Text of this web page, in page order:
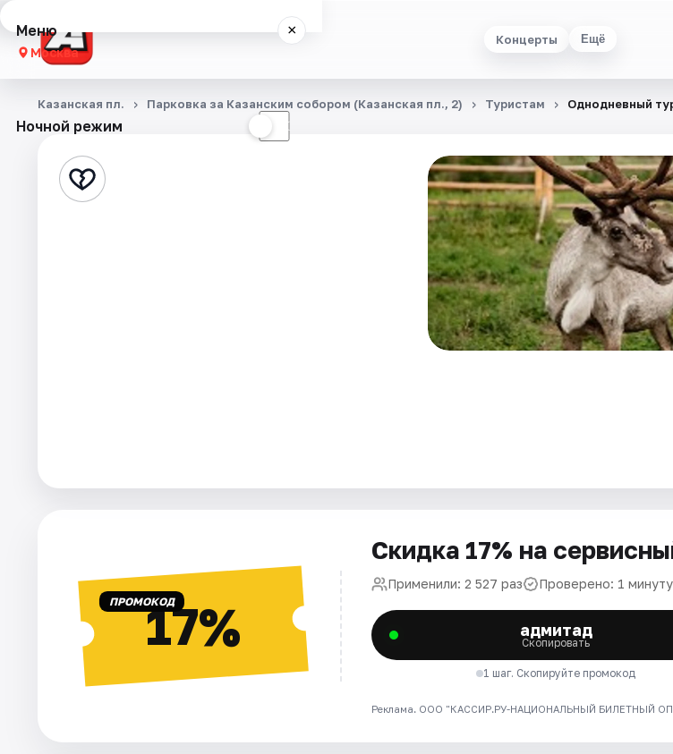
Концерты Ещё
Меню ×
Москва
Концерты
Города
Площадки
Ночной режим ☾
Казанская пл. Парковка за Казанским собором (Казанская пл., 2) Туристам Однодневный
ПРОМОКОД17%
Скидка 17% на
Применили: 2 527 раз Проверено: 1
адмитад
Скопировать
1 шаг. Скопируйте промокод
Реклама. ООО "КАССИР.РУ-НАЦИОНАЛЬНЫЙ БИЛЕТНЫЙ